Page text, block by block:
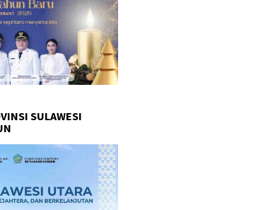
SULAWESI